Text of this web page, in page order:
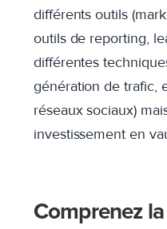
différents outils
outils de reporting,
différentes
génération de trafic,
réseaux sociaux)
investissement en
Comprenez